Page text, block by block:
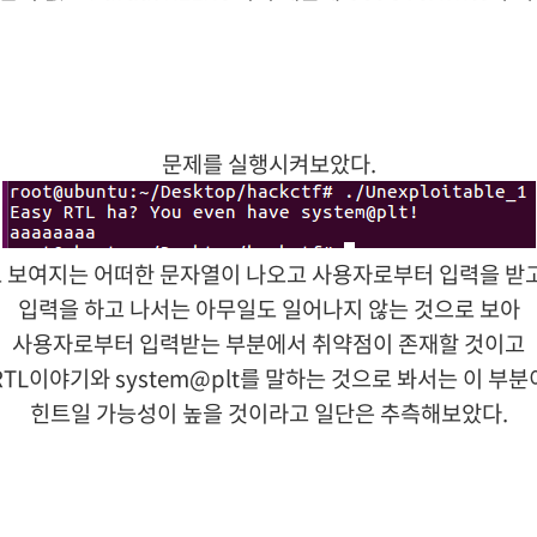
문제를 실행시켜보았다.
여지는 어떠한 문자열이 나오고 사용자로부터 입력을 받
입력을 하고 나서는 아무일도 일어나지 않는 것으로 보아
사용자로부터 입력받는 부분에서 취약점이 존재할 것이고
이야기와 system@plt를 말하는 것으로 봐서는 이 부분
힌트일 가능성이 높을 것이라고 일단은 추측해보았다.